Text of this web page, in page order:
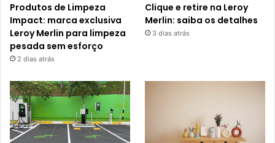
Produtos de Limpeza
Impact: marca exclusiva
Leroy Merlin para limpeza
pesada sem esforço
2 dias atrás
Clique e retire na Leroy
Merlin: saiba os detalhes
3 dias atrás